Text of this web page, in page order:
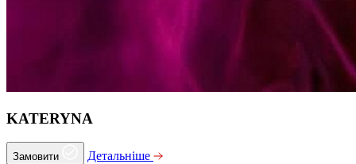
KATERYNA
Замовити
Детальніше